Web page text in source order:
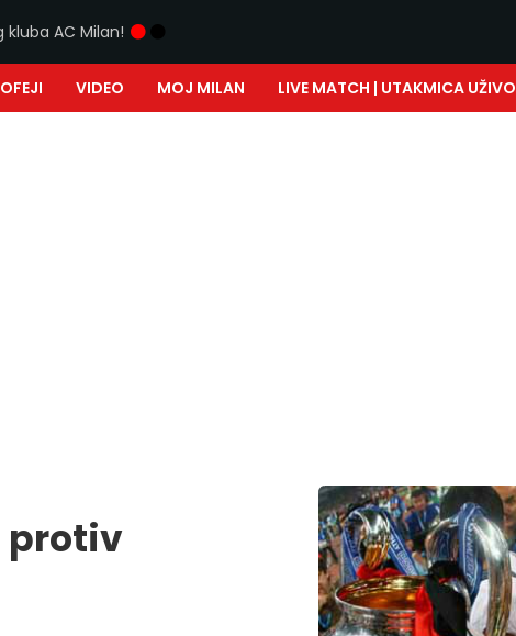
AC Milan!
VIDEO MOJ MILAN LIVE MATCH | UTAKMICA UŽIVO
protiv